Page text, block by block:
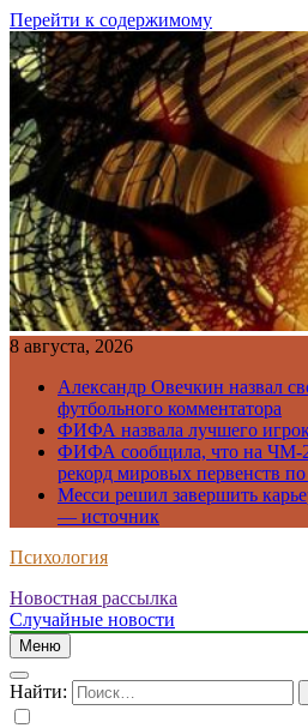
Перейти к содержимому
8 августа, 2026
Александр Овечкин назвал
футбольного комментатора
ФИФА назвала лучшего
ФИФА сообщила, что на ЧМ-
рекорд мировых первенств
Месси решил завершить
— источник
Психология
Новостная рассылка
Случайные новости
Меню
Найти: